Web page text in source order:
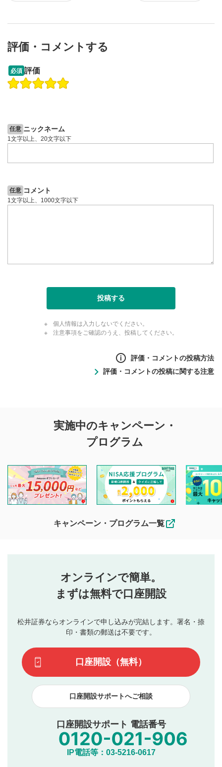
操作説明動画
評価・コメントする
必須 評価
任意 ニックネーム
1文字以上、20文字以下
任意 コメント
1文字以上、1000文字以下
投稿する
個人情報は入力しないでください。
注意事項をご確認のうえ、投稿してください。
評価・コメントの投稿方法
投稿するボタン
星で評価をすると投稿できます。（お名前とコメント
3
動画の評価
です）
評価・コメントの投稿に関する注意
投稿に関する注意
を目的として、各動画コンテンツに、評価およびコメントの
投稿ができます。利用者は以下の注意事項をご理解のうえ、
閲覧および投稿を行うものとしてください。
他の利用者が動画を視聴される際の参考になるコメントをお
待ちしております。
なお、投稿をもって、本注意事項に同意されたものとみなし
行ってください。
当社は、利用者同士、もしくは利用者と第三者間のトラ
ブルによって生じた損害に対して一切の責任を負いませ
評価およびコメントは当社にて審査のうえ、掲載となり
ます。掲載されるまでに日数がかかる場合や掲載されない
てはお答えできません。各動画コンテンツへの掲載をもっ
て結果のご連絡といたします。ご了承ください。
下記の項目に該当すると判断された投稿内容は、掲載を
見合わせる場合がございます。
本動画コンテンツとは無関係の内容の投稿
他者への誹謗中傷や差別的表現投稿
公序良俗に反する内容の投稿
氏名、住所、電話番号など個人を特定できる情報の
他のサイトへの誘導や営利目的、広告・宣伝を目
実施中のキャンペーン・
プログラム
キャンペーン・プログラム一覧
オンラインで簡単。
まずは無料で口座開設
松井証券ならオンラインで申し込みが完結します。署名・捺
印・書類の郵送は不要です。
口座開設（無料）
口座開設サポートへご相談
口座開設サポート 電話番号
IP電話等：03-5216-0617